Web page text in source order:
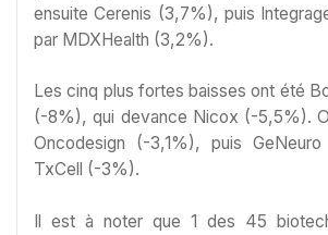
ensuite Cerenis (3,7%), puis
par MDXHealth (3,2%).
Les cinq plus fortes baisses ont été
(-8%), qui devance Nicox (-5,5%).
Oncodesign (-3,1%), puis
TxCell (-3%).
Il est à noter que 1 des 45